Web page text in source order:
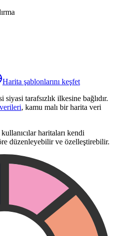
Harita şablonlarını keşfet
siyasi tarafsızlık ilkesine bağlıdır.
, kamu malı bir harita veri
haritaları kendi
düzenleyebilir ve özelleştirebilir.